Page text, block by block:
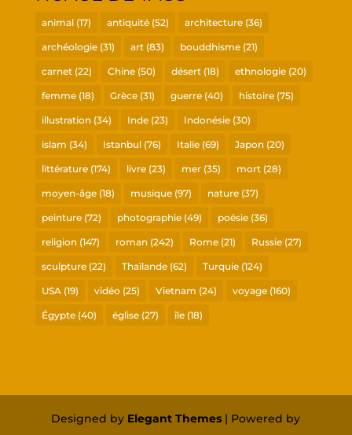
animal(17) antiquité(52) architecture(36)
archéologie(31) art(83) bouddhisme(21)
carnet(22) Chine(50) désert(18) ethnologie(20)
femme(18) Grèce(31) guerre(40) histoire(75)
illustration(34) Inde(23) Indonésie(30)
islam (34) Istanbul(76) Italie(69) Japon(20)
littérature(174) livre(23) mer(35) mort(28)
moyen-âge(18) musique(97) nature(37)
peinture(72) photographie(49) poésie(36)
religion(147) roman(242) Rome(21) Russie(27)
sculpture(22) Thaïlande(62) Turquie(124)
USA(19) vidéo (25) Vietnam (24) voyage(160)
Égypte(40) église(27) île(18)
Designed by Elegant Themes | Powered by